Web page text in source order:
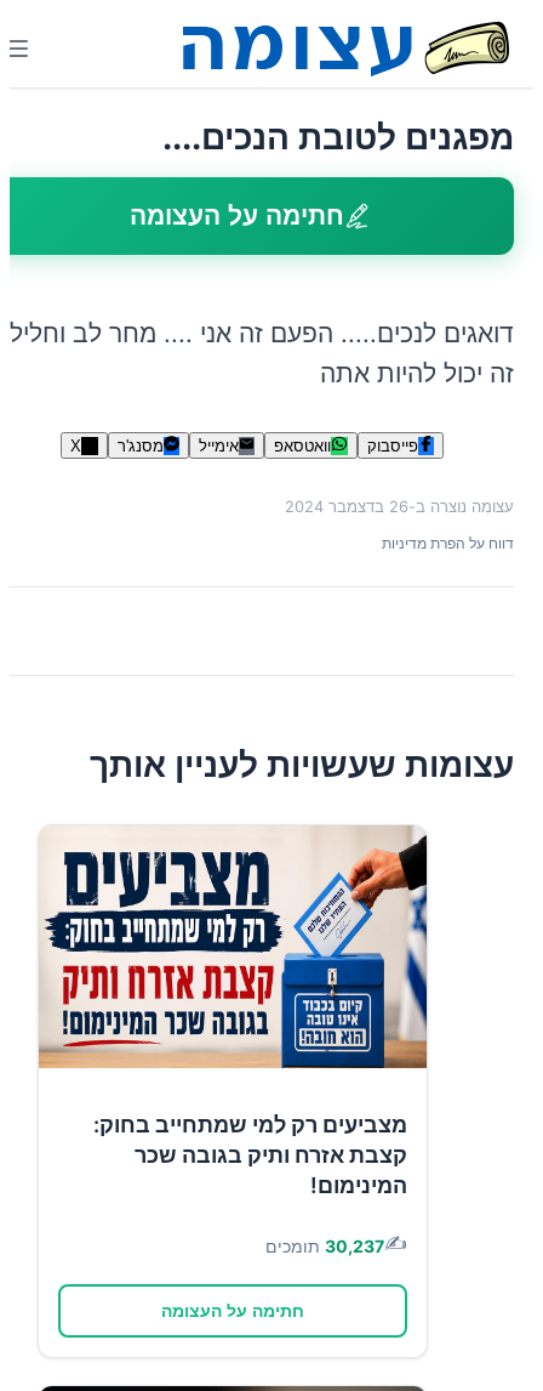
מפגנים לטובת הנכים....
חתימה על העצומה
דואגים לנכים..... הפעם זה אני .... מחר לב
זה יכול להיות אתה
פייסבוק וואטסאפ אימייל מסנג'ר X
עצומה נוצרה ב-26 בדצמבר 2024
דווח על הפרת מדיניות
עצומות שעשויות לעניין אותך
מצביעים רק למי שמתחייב בחוק:
קצבת אזרח ותיק בגובה שכר
המינימום!
✍️
30,237 תומכים
חתימה על העצומה